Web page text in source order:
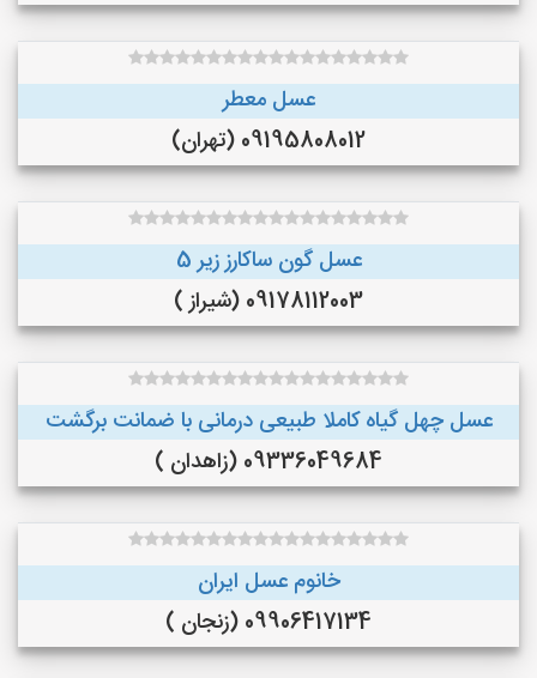
عسل معطر
09195808012 (تهران)
عسل گون ساکارز زیر 5
09178112003 (شیراز )
عسل چهل گیاه کاملا طبیعی درمانی با ضمانت برگشت
09336049684 (زاهدان )
خانوم عسل ایران
09906417134 (زنجان )